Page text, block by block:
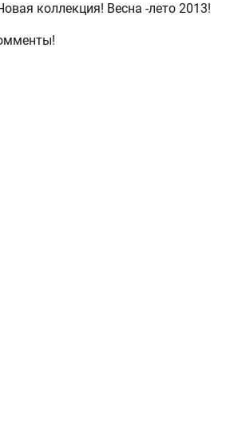
коллекция! Весна -лето 2013!